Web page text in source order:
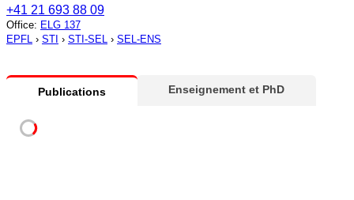
+41 21 693 88 09
Office: ELG 137
EPFL › STI › STI-SEL › SEL-ENS
Publications Enseignement et PhD